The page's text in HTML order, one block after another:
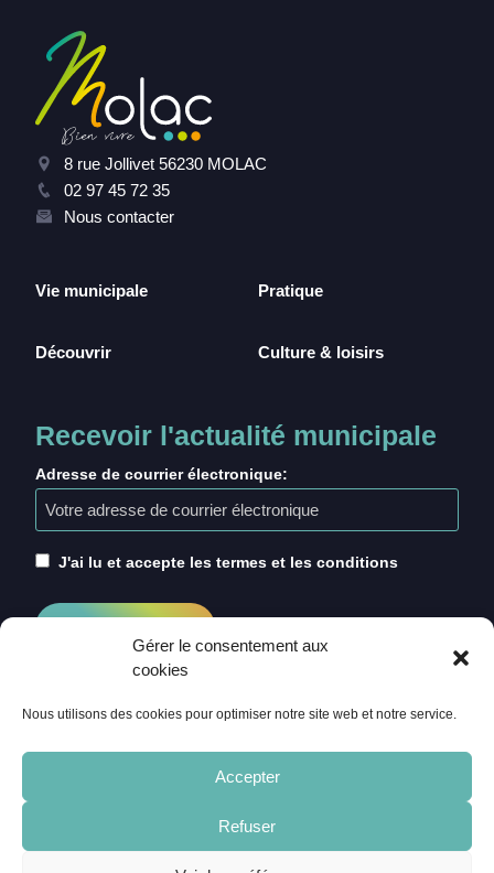
Gérer le consentement aux
cookies
Nous utilisons des cookies pour optimiser notre site web et notre service.
Accepter
Refuser
8 rue Jollivet 56230 MOLAC
02 97 45 72 35
Nous contacter
Vie municipale
Découvrir
Pratique
Culture & loisirs
Recevoir l'actualité municipale
Adresse de courrier électronique:
J'ai lu et accepte les termes et les conditions
CRÉDITS
MENTIONS LÉGALES